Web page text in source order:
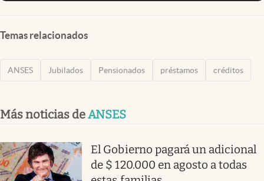
Temas relacionados
ANSES Jubilados Pensionados préstamos créditos
Más noticias deANSES
El Gobierno pagará un adicional
de $ 120.000 en agosto a todas